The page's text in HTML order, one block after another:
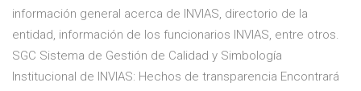
información general acerca de INVIAS, directorio de la
entidad, información de los funcionarios INVIAS, entre otros.
SGC Sistema de Gestión de Calidad y Simbología
Institucional de INVIAS: Hechos de transparencia Encontrará